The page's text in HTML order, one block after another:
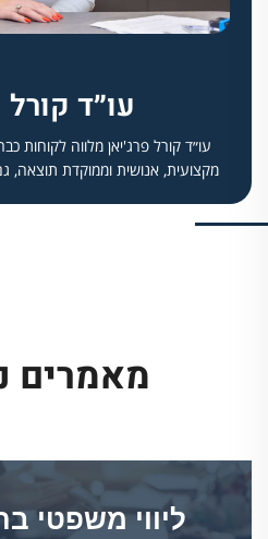
עו״ד קורל
מקצועית, אנושית וממוקדת תוצאה,
מאמרים
ליווי משפטי